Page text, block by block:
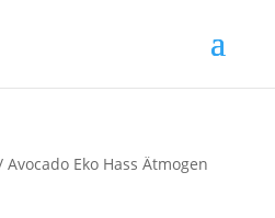
Eko Hass Ätmogen